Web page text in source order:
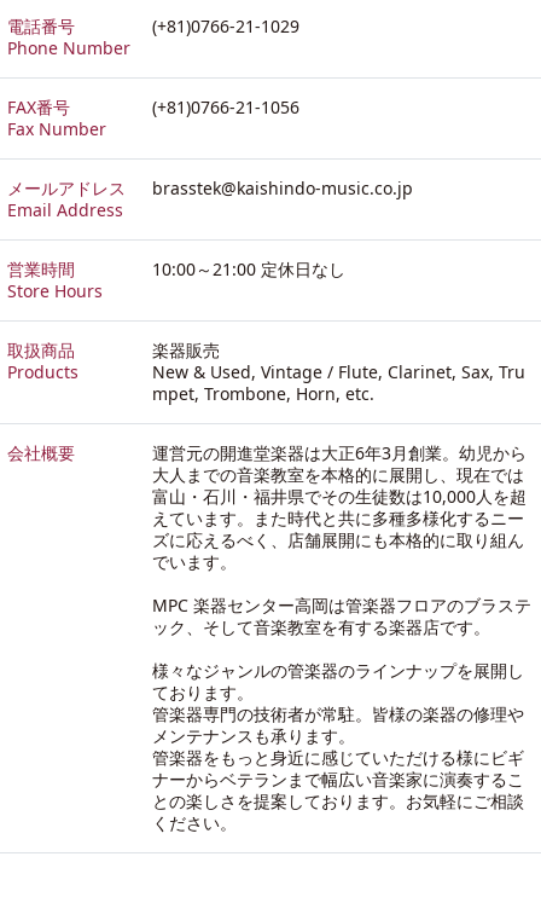
電話番号
Phone Number
(+81)0766-21-1029
FAX番号
Fax Number
(+81)0766-21-1056
メールアドレス
Email Address
brasstek@kaishindo-music.co.jp
営業時間
Store Hours
10:00～21:00 定休日なし
取扱商品
Products
楽器販売
New & Used, Vintage / Flute, Clarinet, Sax, Tru
mpet, Trombone, Horn, etc.
会社概要
運営元の開進堂楽器は大正6年3月創業。幼児から
大人までの音楽教室を本格的に展開し、現在では
富山・石川・福井県でその生徒数は10,000人を超
えています。また時代と共に多種多様化するニー
ズに応えるべく、店舗展開にも本格的に取り組ん
でいます。
MPC 楽器センター高岡は管楽器フロアのブラステ
ック、そして音楽教室を有する楽器店です。
様々なジャンルの管楽器のラインナップを展開し
ております。
管楽器専門の技術者が常駐。皆様の楽器の修理や
メンテナンスも承ります。
管楽器をもっと身近に感じていただける様にビギ
ナーからベテランまで幅広い音楽家に演奏するこ
との楽しさを提案しております。お気軽にご相談
ください。